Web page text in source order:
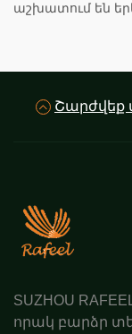
աշխատում են
Շարժվեք
SUZHOU
որակ բարձր